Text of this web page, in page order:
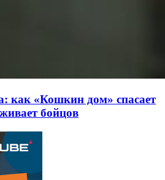
как «Кошкин дом» спасает
бойцов